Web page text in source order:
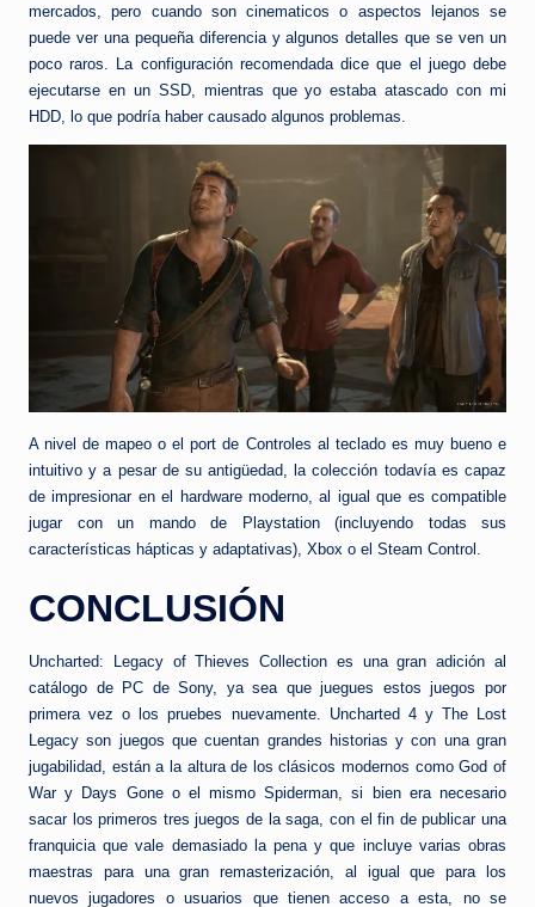
mercados, pero cuando son cinematicos o aspectos lejanos se
puede ver una pequeña diferencia y algunos detalles que se ven un
poco raros. La configuración recomendada dice que el juego debe
ejecutarse en un SSD, mientras que yo estaba atascado con mi
HDD, lo que podría haber causado algunos problemas.
A nivel de mapeo o el port de Controles al teclado es muy bueno e
intuitivo y a pesar de su antigüedad, la colección todavía es capaz
de impresionar en el hardware moderno, al igual que es compatible
jugar con un mando de Playstation (incluyendo todas sus
características hápticas y adaptativas), Xbox o el Steam Control.
CONCLUSIÓN
Uncharted: Legacy of Thieves Collection es una gran adición al
catálogo de PC de Sony, ya sea que juegues estos juegos por
primera vez o los pruebes nuevamente. Uncharted 4 y The Lost
Legacy son juegos que cuentan grandes historias y con una gran
jugabilidad, están a la altura de los clásicos modernos como God of
War y Days Gone o el mismo Spiderman, si bien era necesario
sacar los primeros tres juegos de la saga, con el fin de publicar una
franquicia que vale demasiado la pena y que incluye varias obras
maestras para una gran remasterización, al igual que para los
nuevos jugadores o usuarios que tienen acceso a esta, no se